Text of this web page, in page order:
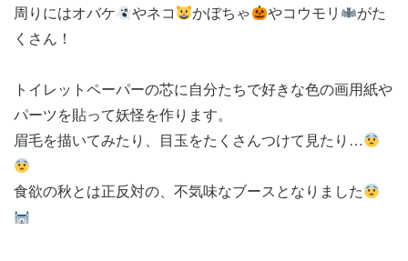
周りにはオバケ やネコ かぼちゃ やコウモリ
がた
くさん！
トイレットペーパーの芯に自分たちで好きな色の画用紙や
パーツを貼って妖怪を作ります。
眉毛を描いてみたり、目玉をたくさんつけて見たり…
食欲の秋とは正反対の、不気味なブースとなりました